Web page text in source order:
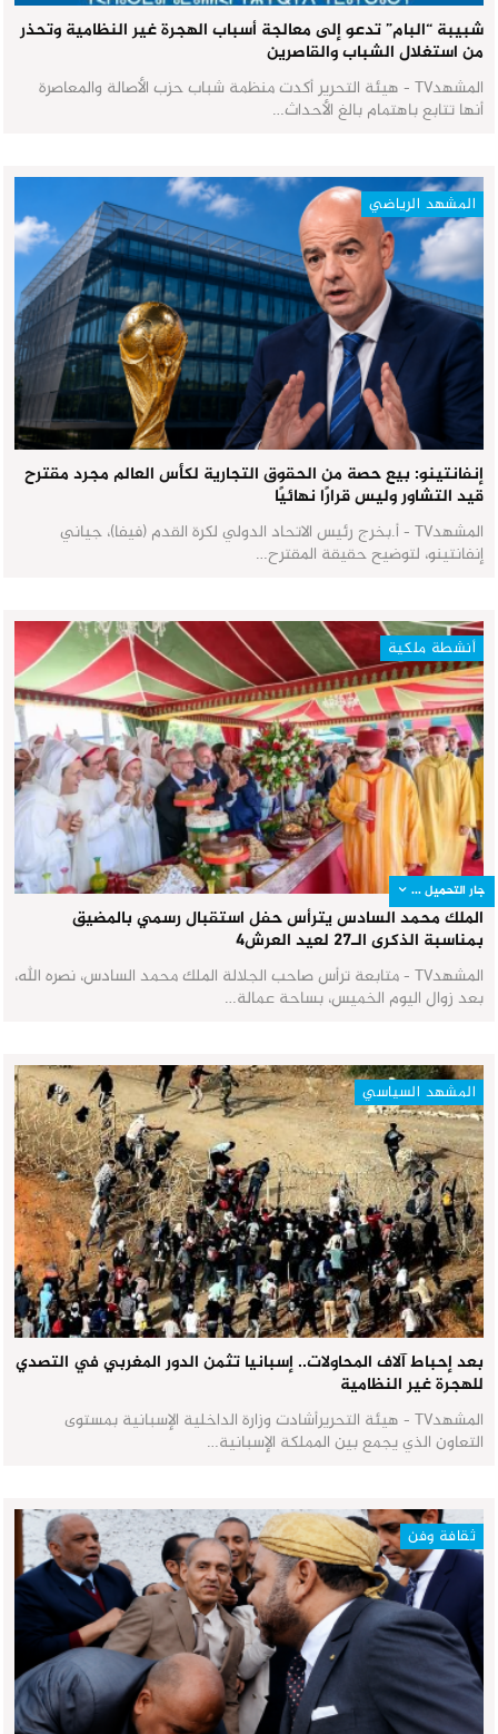
شبيبة “البام” تدعو إلى معالجة أسباب الهجرة غير النظامية وتحذر
من استغلال الشباب والقاصرين
المشهدTV - هيئة التحرير أكدت منظمة شباب حزب الأصالة والمعاصرة
أنها تتابع باهتمام بالغ الأحداث…
المشهد الرياضي
إنفانتينو: بيع حصة من الحقوق التجارية لكأس العالم مجرد مقترح
قيد التشاور وليس قرارًا نهائيًا
المشهدTV - أ.بخرج رئيس الاتحاد الدولي لكرة القدم (فيفا)، جياني
إنفانتينو، لتوضيح حقيقة المقترح…
أنشطة ملكية
الملك محمد السادس يترأس حفل استقبال رسمي بالمضيق
بمناسبة الذكرى الـ27 لعيد العرش٤
المشهدTV - متابعة ترأس صاحب الجلالة الملك محمد السادس، نصره الله،
بعد زوال اليوم الخميس، بساحة عمالة…
المشهد السياسي
بعد إحباط آلاف المحاولات.. إسبانيا تثمن الدور المغربي في التصدي
للهجرة غير النظامية
المشهدTV - هيئة التحريرأشادت وزارة الداخلية الإسبانية بمستوى
التعاون الذي يجمع بين المملكة الإسبانية…
ثقافة وفن
جار التحميل ...